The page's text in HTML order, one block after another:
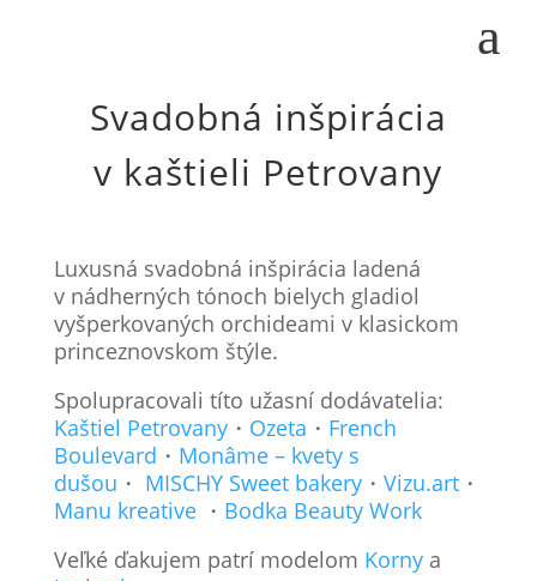
Svadobná inšpirácia
v kaštieli Petrovany
Luxusná svadobná inšpirácia ladená
v nádherných tónoch bielych gladiol
vyšperkovaných orchideami v klasickom
princeznovskom štýle.
Spolupracovali títo užasní dodávatelia:
Kaštiel Petrovany・ Ozeta ・ French
Boulevard ・ Monâme – kvety s
dušou ・ MISCHY Sweet bakery・ Vizu.art・
Manu kreative・ Bodka Beauty Work
Veľké ďakujem patrí modelom Kornya